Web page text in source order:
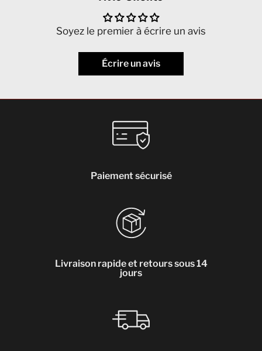
Soyez le premier à écrire un avis
Écrire un avis
Paiement sécurisé
Livraison rapide et retours sous 14
jours